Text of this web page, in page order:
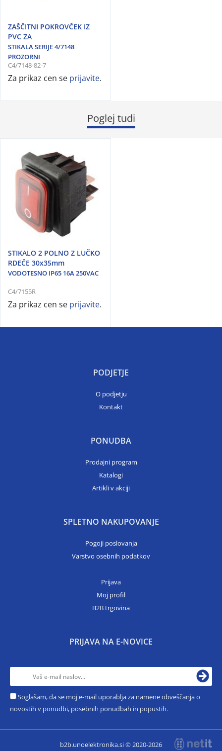
ZAŠČITNI POKROVČEK IZ
PVC ZA
STIKALA SERIJE 4/7148
PROZORNI
C4/7148-82-7
Za prikaz cen se prijavite.
Poglej tudi
STIKALO 2 POLNO Z LUČKO
RDEČE 30x35mm
VODOTESNO IP65 16A 250VAC
C4/7155R
Za prikaz cen se prijavite.
PODJETJE
O podjetju
Kontakt
PONUDBA
Prodajni program
Katalogi
Artikli v akciji
SPLETNO NAKUPOVANJE
Pogoji poslovanja
Varstvo osebnih podatkov
Prijava
Moj profil
B2B trgovina
PRIJAVA NA E-NOVICE
Soglašam, da se moj e-mail uporablja za namene obveščanja o
novostih v ponudbi, posebnih ponudbah in popustih.
b2b.unoelektronika.si © 2020-2026